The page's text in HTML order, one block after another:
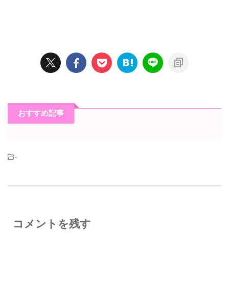
おすすめ記事
-
コメントを残す